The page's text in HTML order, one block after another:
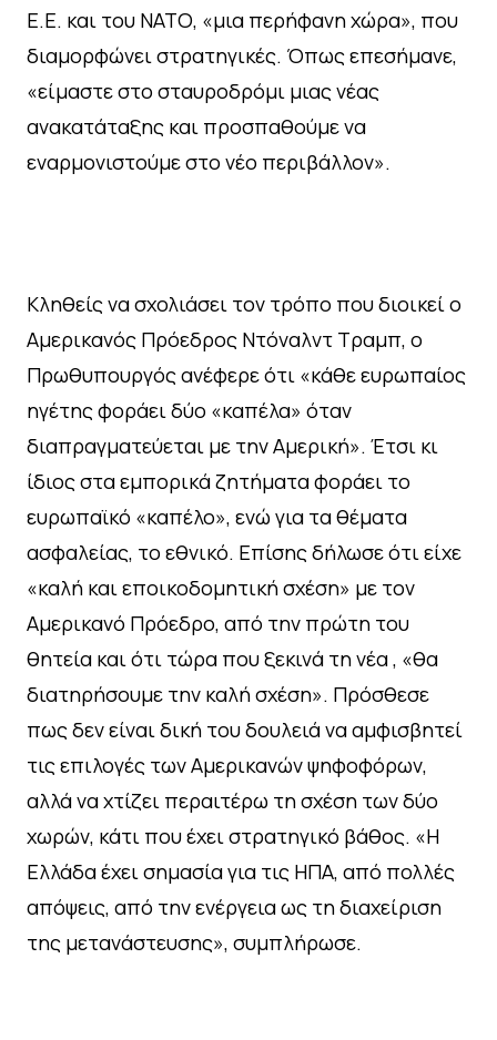
Ε.Ε. και του ΝΑΤΟ, «μια περήφανη χώρα», που
διαμορφώνει στρατηγικές. Όπως επεσήμανε,
«είμαστε στο σταυροδρόμι μιας νέας
ανακατάταξης και προσπαθούμε να
εναρμονιστούμε στο νέο περιβάλλον».
Κληθείς να σχολιάσει τον τρόπο που διοικεί ο
Αμερικανός Πρόεδρος Ντόναλντ Τραμπ, ο
Πρωθυπουργός ανέφερε ότι «κάθε ευρωπαίος
ηγέτης φοράει δύο «καπέλα» όταν
διαπραγματεύεται με την Αμερική». Έτσι κι
ίδιος στα εμπορικά ζητήματα φοράει το
ευρωπαϊκό «καπέλο», ενώ για τα θέματα
ασφαλείας, το εθνικό. Επίσης δήλωσε ότι είχε
«καλή και εποικοδομητική σχέση» με τον
Αμερικανό Πρόεδρο, από την πρώτη του
θητεία και ότι τώρα που ξεκινά τη νέα , «θα
διατηρήσουμε την καλή σχέση». Πρόσθεσε
πως δεν είναι δική του δουλειά να αμφισβητεί
τις επιλογές των Αμερικανών ψηφοφόρων,
αλλά να χτίζει περαιτέρω τη σχέση των δύο
χωρών, κάτι που έχει στρατηγικό βάθος. «Η
Ελλάδα έχει σημασία για τις ΗΠΑ, από πολλές
απόψεις, από την ενέργεια ως τη διαχείριση
της μετανάστευσης», συμπλήρωσε.